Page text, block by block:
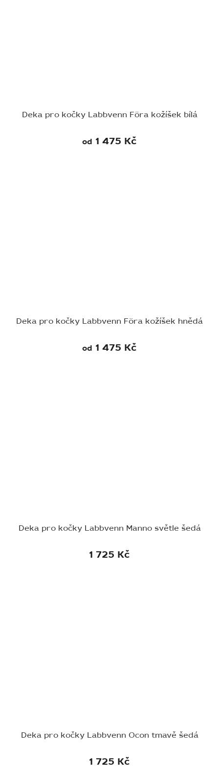
Deka pro kočky Labbvenn Föra kožíšek bílá
od 1 475 Kč
Deka pro kočky Labbvenn Föra kožíšek hnědá
od 1 475 Kč
Deka pro kočky Labbvenn Manno světle šedá
1 725 Kč
Deka pro kočky Labbvenn Ocon tmavě šedá
1 725 Kč